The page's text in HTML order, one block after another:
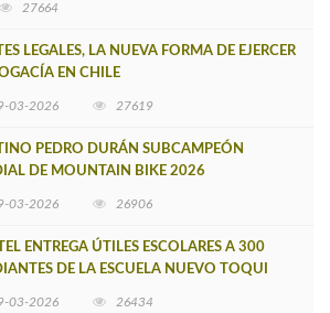
27664
LEGALES, LA NUEVA FORMA DE EJERCER
EN CHILE
03-2026 27619
PEDRO DURÁN SUBCAMPEÓN
DE MOUNTAIN BIKE 2026
03-2026 26906
ENTREGA ÚTILES ESCOLARES A 300
DE LA ESCUELA NUEVO TOQUI
03-2026 26434